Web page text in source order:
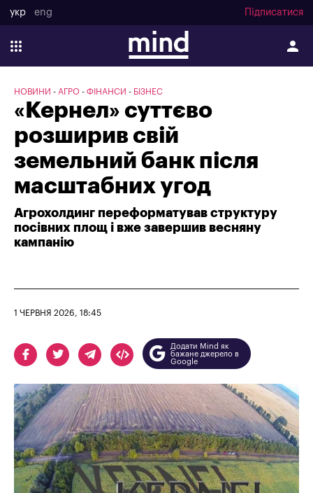
укр eng Підписатися
НОВИНИ АГРО ФІНАНСИ БІЗНЕС
«Кернел» суттєво
розширив свій
земельний банк після
масштабних угод
Агрохолдинг переформатував структуру
посівних площ і вже завершив весняну
кампанію
1 ЧЕРВНЯ 2026, 18:45
Додати Mind як
бажане джерело в
Google